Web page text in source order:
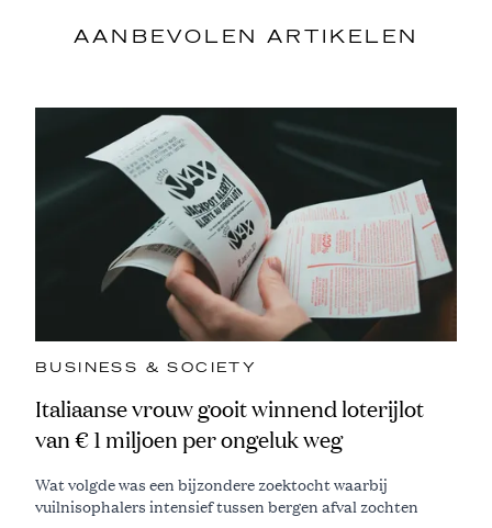
AANBEVOLEN ARTIKELEN
BUSINESS & SOCIETY
Italiaanse vrouw gooit winnend loterijlot
van € 1 miljoen per ongeluk weg
Wat volgde was een bijzondere zoektocht waarbij
vuilnisophalers intensief tussen bergen afval zochten